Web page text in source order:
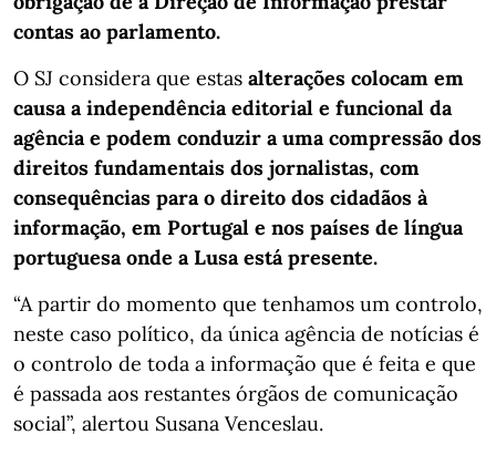
contas ao parlamento.
O SJ considera que estas alterações colocam em
causa a independência editorial e funcional da
agência e podem conduzir a uma compressão dos
direitos fundamentais dos jornalistas, com
consequências para o direito dos cidadãos à
informação, em Portugal e nos países de língua
portuguesa onde a Lusa está presente.
“A partir do momento que tenhamos um controlo,
neste caso político, da única agência de notícias é
o controlo de toda a informação que é feita e que
é passada aos restantes órgãos de comunicação
social”, alertou Susana Venceslau.